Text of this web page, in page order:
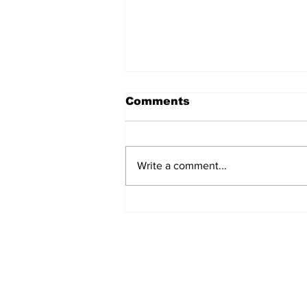
महाभारत के महिला पात्र
महाभारत के महिला पात्र क्या आप ने कभी
सकता है। देखा जाये तो महाभारत पुरुषों की
कथा है। महिला पात्र हैं ही कितने। न के
Comments
Write a comment...